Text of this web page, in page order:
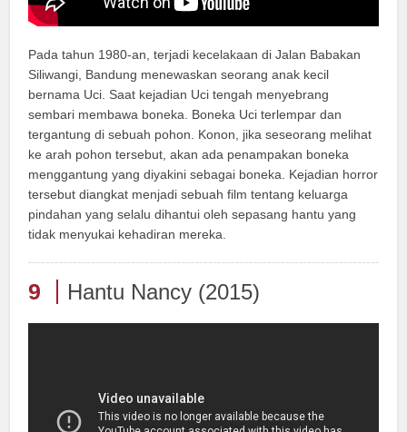
Pada tahun 1980-an, terjadi kecelakaan di Jalan Babakan
Siliwangi, Bandung menewaskan seorang anak kecil
bernama Uci. Saat kejadian Uci tengah menyebrang
sembari membawa boneka. Boneka Uci terlempar dan
tergantung di sebuah pohon. Konon, jika seseorang melihat
ke arah pohon tersebut, akan ada penampakan boneka
menggantung yang diyakini sebagai boneka. Kejadian horror
tersebut diangkat menjadi sebuah film tentang keluarga
pindahan yang selalu dihantui oleh sepasang hantu yang
tidak menyukai kehadiran mereka.
9 Hantu Nancy (2015)